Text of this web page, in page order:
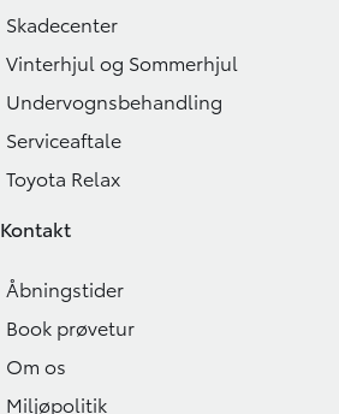
Skadecenter
Vinterhjul og Sommerhjul
Undervognsbehandling
Serviceaftale
Toyota Relax
Kontakt
Åbningstider
Book prøvetur
Om os
Miljøpolitik